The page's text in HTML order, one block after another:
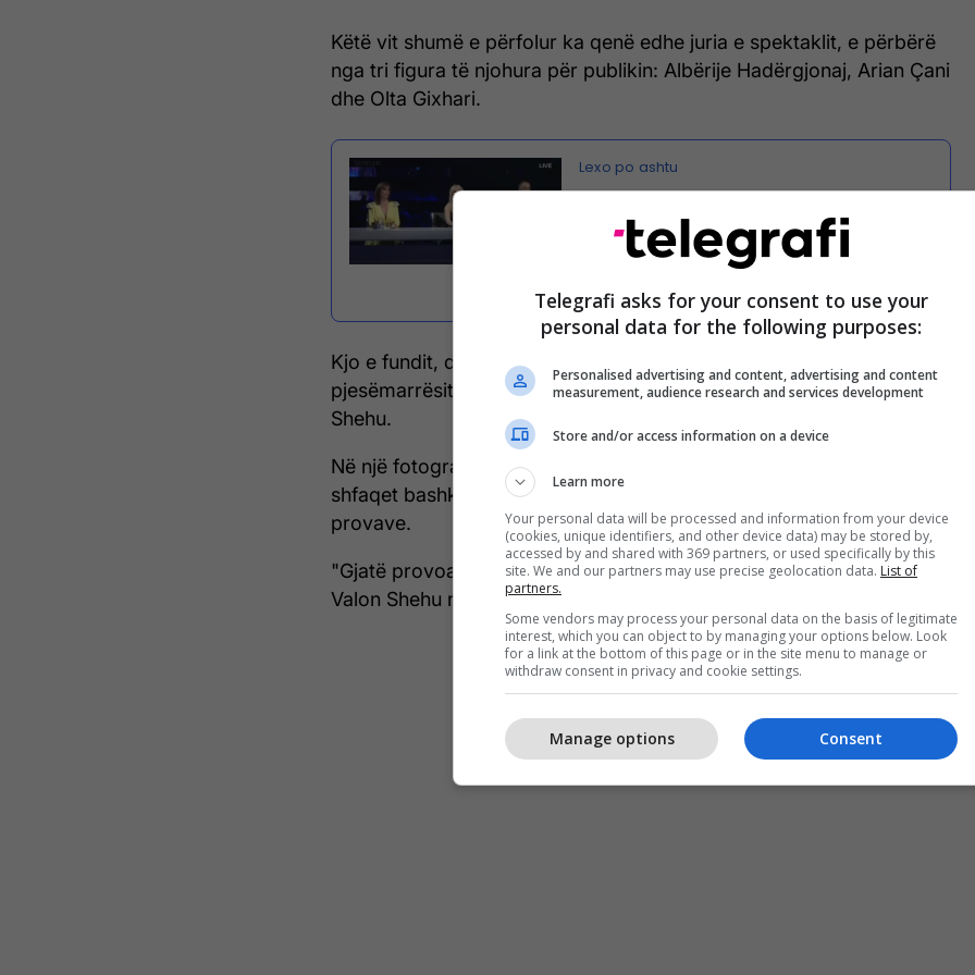
Këtë vit shumë e përfolur ka qenë edhe juria e spektaklit, e përbërë
nga tri figura të njohura për publikin: Albërije Hadërgjonaj, Arian Çani
dhe Olta Gixhari.
dhe Beatrix Ramosajt, Arian Çani:
Bëre mirë që puthe Oltën, nuk je në
shijet e mija! (Video)
Kjo e fundit, duket se ka krijuar një lidhje shumë të veçantë me gjithë
pjesëmarrësit, në veçanti me këngëtarin e njohur nga Gjakova, Valon
Shehu.
Në një fotografi të publikuar së fundmi nga Valoni në Instagram, Olta
shfaqet bashkë me të, teksa ushtrojnë së bashku në sallën e
provave.
"Gjatë provoave të YFSF me bombën e jurisë Olta Gixharin", shkruan
Valon Shehu në mbishkrimin e fotografisë. /Telegrafi/
Telegrafi asks for your consent to use your
personal data for the following purposes:
Personalised advertising and content, advertising and content
measurement, audience research and services development
Store and/or access information on a device
Learn more
Your personal data will be processed and information from your device
(cookies, unique identifiers, and other device data) may be stored by,
accessed by and shared with 369 partners, or used specifically by this
site. We and our partners may use precise geolocation data. List of
partners.
Some vendors may process your personal data on the basis of legitimate
interest, which you can object to by managing your options below. Look
for a link at the bottom of this page or in the site menu to manage or
withdraw consent in privacy and cookie settings.
Consent
Manage options